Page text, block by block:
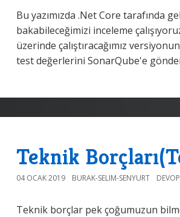
Bu yazımızda .Net Core tarafında
bakabileceğimizi inceleme
üzerinde çalıştıracağımız
test değerlerini SonarQube'e
Teknik
04 OCAK 2019 BURAK-SELIM-SENYURT
Teknik borçlar pek çoğumuzun